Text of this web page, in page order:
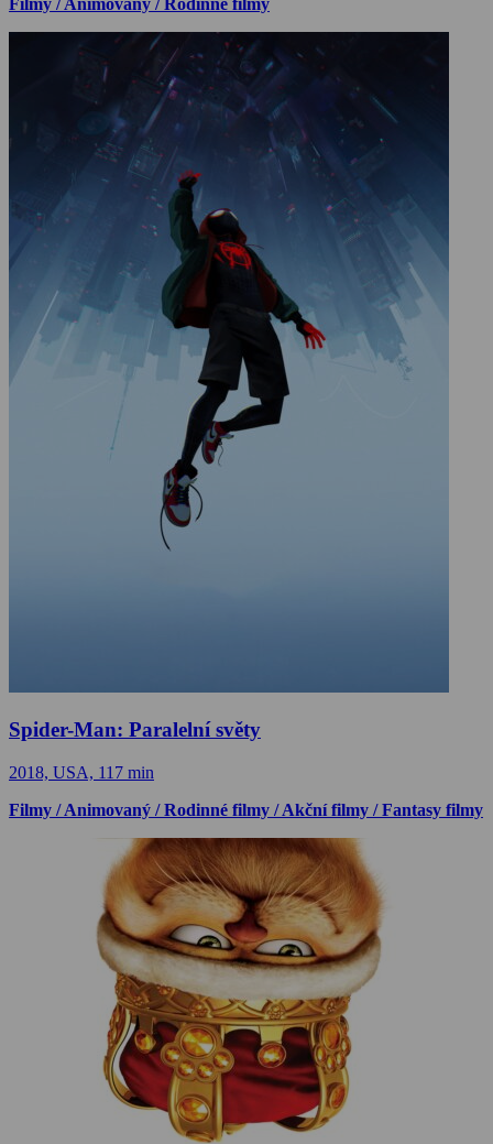
Filmy / Animovaný / Rodinné filmy
Spider-Man: Paralelní světy
2018, USA, 117 min
Filmy / Animovaný / Rodinné filmy / Akční filmy / Fantasy filmy